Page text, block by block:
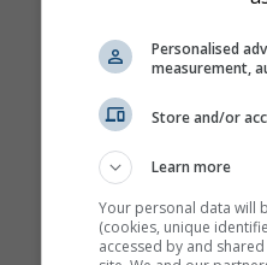
Personalised
measurement,
Store and/or
Learn more
Your personal data will
(cookies, unique
accessed by and